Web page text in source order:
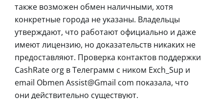
также возможен обмен наличными, хотя
конкретные города не указаны. Владельцы
утверждают, что работают официально и даже
имеют лицензию, но доказательств никаких не
предоставляют. Проверка контактов поддержки
CashRate org в Телеграмм с ником Exch_Sup и
email Obmen Assist@Gmail com показала, что
они действительно существуют.